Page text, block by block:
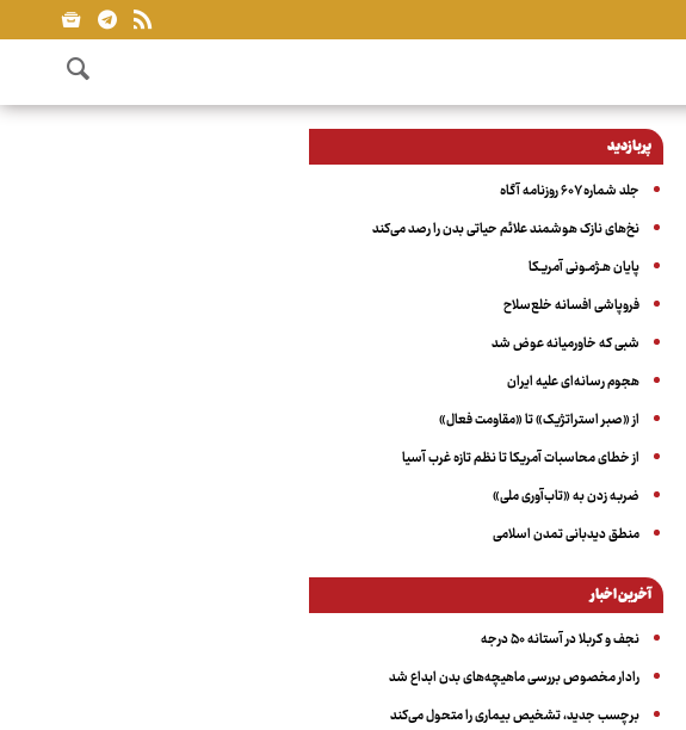
پربازدید
جلد شماره ۶۰۷ روزنامه آگاه
نخ‌های نازک هوشمند علائم حیاتی بدن را رصد می‌کند
پایان هـژمـونی آمریـکا
فروپاشی افسانه خلع‌سلاح
شبی که خاورمیانه عوض شد
هجوم رسانه‌ای علیه ایران
از «صبر استراتژیک» تا «مقاومت فعال»
از خطای محاسبات آمریکا تا نظم تازه غرب آسیا
ضربه زدن به «تاب‌آوری ملی»
منطق دیدبانی تمدن اسلامی
آخرین اخبار
نجف و کربلا در آستانه ۵۰ درجه
رادار مخصوص بررسی ماهیچه‌های بدن ابداع شد
برچسب جدید، تشخیص بیماری را متحول می‌کند